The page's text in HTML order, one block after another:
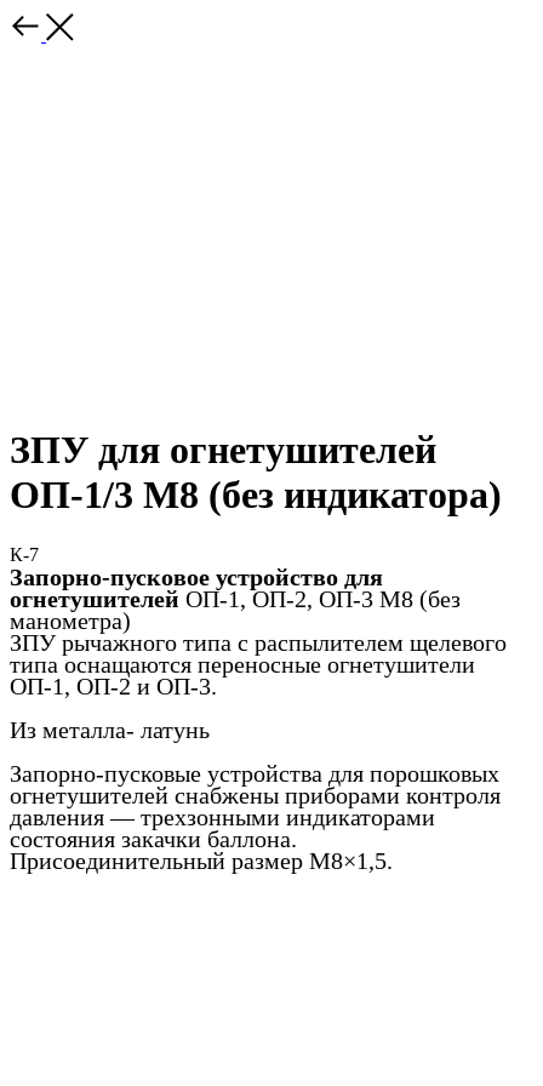
ЗПУ для огнетушителей
ОП-1/3 М8 (без индикатора)
К-7
Запорно-пусковое устройство для
огнетушителей ОП-1, ОП-2, ОП-3 М8 (без
манометра)
ЗПУ рычажного типа с распылителем щелевого
типа оснащаются переносные огнетушители
ОП-1, ОП-2 и ОП-3.
Из металла- латунь
Запорно-пусковые устройства для порошковых
огнетушителей снабжены приборами контроля
давления — трехзонными индикаторами
состояния закачки баллона.
Присоединительный размер М8×1,5.